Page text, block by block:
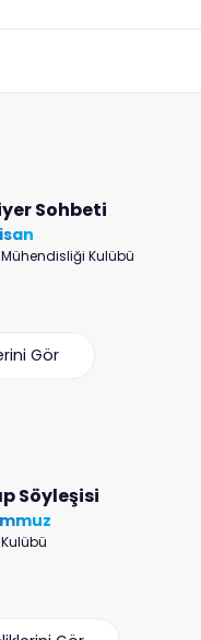
Sohbeti
Kulübü
Gör
Söyleşisi